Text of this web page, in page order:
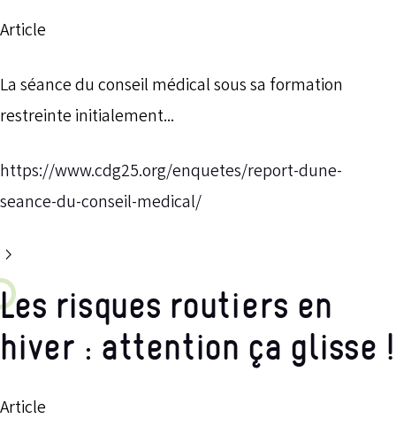
Article
La séance du conseil médical sous sa formation
restreinte initialement...
https://www.cdg25.org/enquetes/report-dune-
seance-du-conseil-medical/
Les risques routiers en
hiver : attention ça glisse !
Article